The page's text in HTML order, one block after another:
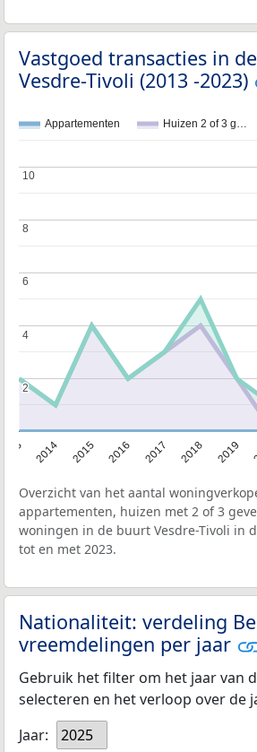
Vastgoed transacties in
Vesdre-Tivoli (2013 -2023)
Appartementen Huizen 2 of 3 g…
2014 2015 2016 2017 2018 2019
2
2
4
4
6
6
8
8
10
10
Overzicht van het aantal
appartementen, huizen met 2 of 3
woningen in de buurt Vesdre-Tivoli in
tot en met 2023.
Nationaliteit: verdeling
vreemdelingen per jaar
Gebruik het filter om het jaar van
selecteren en het verloop over de
Jaar:
2025